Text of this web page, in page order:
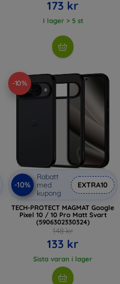
173 kr
I lager > 5 st
-10%
-10%
Rabatt
med
kupong
EXTRA10
TECH-PROTECT MAGMAT Google
Pixel 10 / 10 Pro Matt Svart
(5906302330324)
148 kr
133 kr
Sista varan i lager